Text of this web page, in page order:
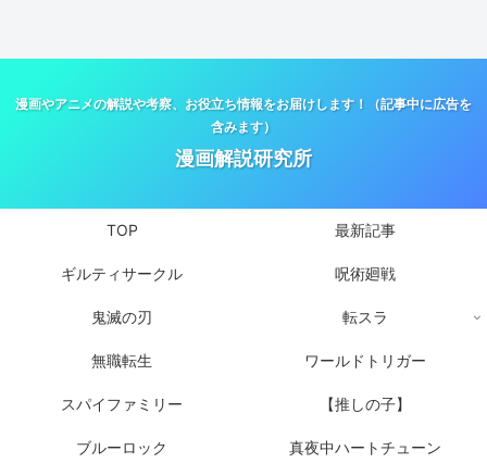
漫画やアニメの解説や考察、お役立ち情報をお届けします！（記事中に広告を
含みます）
漫画解説研究所
TOP 最新記事
ギルティサークル 呪術廻戦
鬼滅の刃 転スラ
無職転生 ワールドトリガー
スパイファミリー 【推しの子】
ブルーロック 真夜中ハートチューン